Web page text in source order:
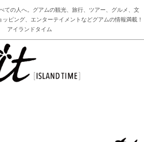
ての人へ。グアムの観光、旅行、ツアー、グルメ、文
ピング、エンターテイメントなどグアムの情報満載！
アイランドタイム